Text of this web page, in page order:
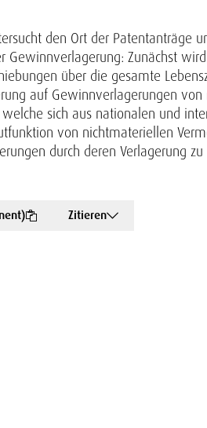
den Ort der Patentanträge
Gewinnverlagerung: Zunächst
über die gesamte
auf Gewinnverlagerungen
sich aus nationalen und
von nichtmateriellen
durch deren Verlagerung zu
Zitieren